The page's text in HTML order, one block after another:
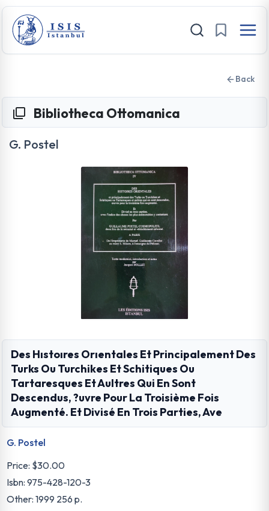
Back
Bibliotheca Ottomanica
G. Postel
Des Hıstoıres Orıentales Et Principalement Des
Turks Ou Turchikes Et Schitiques Ou
Tartaresques Et Aultres Qui En Sont
Descendus, ?uvre Pour La Troisième Fois
Augmenté. Et Divisé En Trois Parties, Ave
G. Postel
Price: $30.00
Isbn: 975-428-120-3
Other: 1999 256 p.